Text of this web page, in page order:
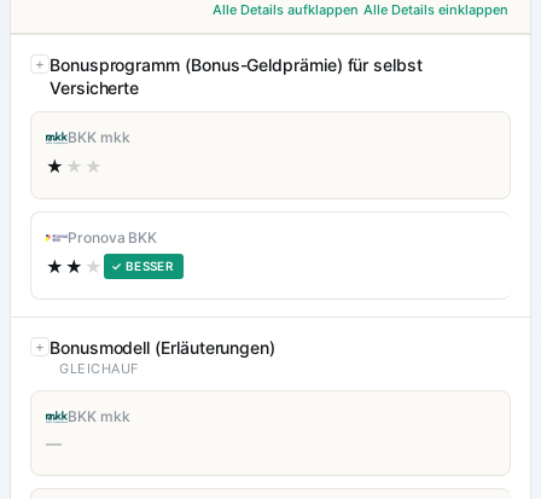
Alle Details aufklappen Alle Details einklappen
Bonusprogramm (Bonus-Geldprämie) für selbst
Versicherte
BKK mkk
★ ★★
Pronova BKK
★★ ★ ✓ BESSER
Bonusmodell (Erläuterungen)
GLEICHAUF
BKK mkk
—